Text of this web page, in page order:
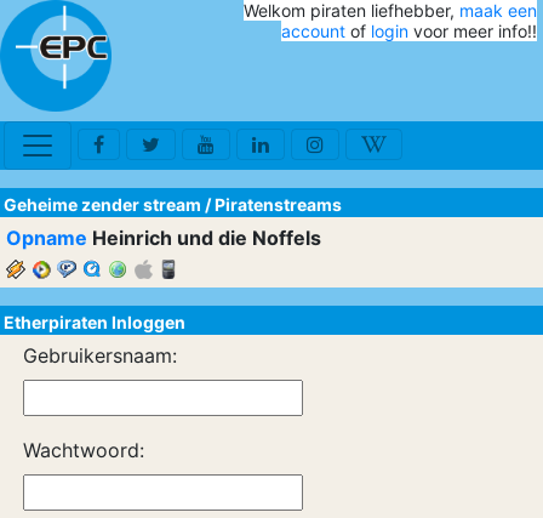
Welkom piraten liefhebber, maak een
account of login voor meer info!!
Geheime zender stream /Piratenstreams
Opname Heinrich und die Noffels
Etherpiraten Inloggen
Gebruikersnaam:
Wachtwoord: